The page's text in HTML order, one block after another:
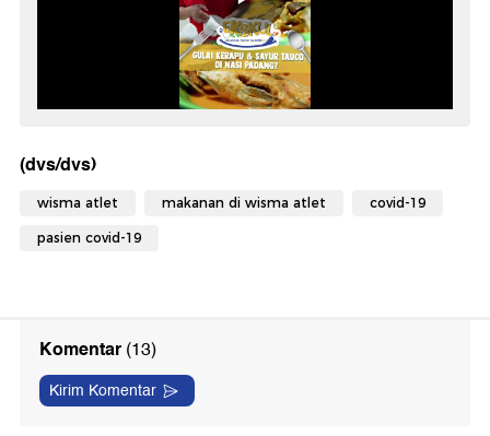
(dvs/dvs)
wisma atlet makanan di wisma atlet covid-19
pasien covid-19